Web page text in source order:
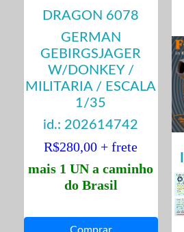
DRAGON 6078
GERMAN
GEBIRGSJAGER
W/DONKEY /
MILITARIA / ESCALA
1/35
id.: 202614742
R$280,00 + frete
mais 1 UN a caminho
do Brasil